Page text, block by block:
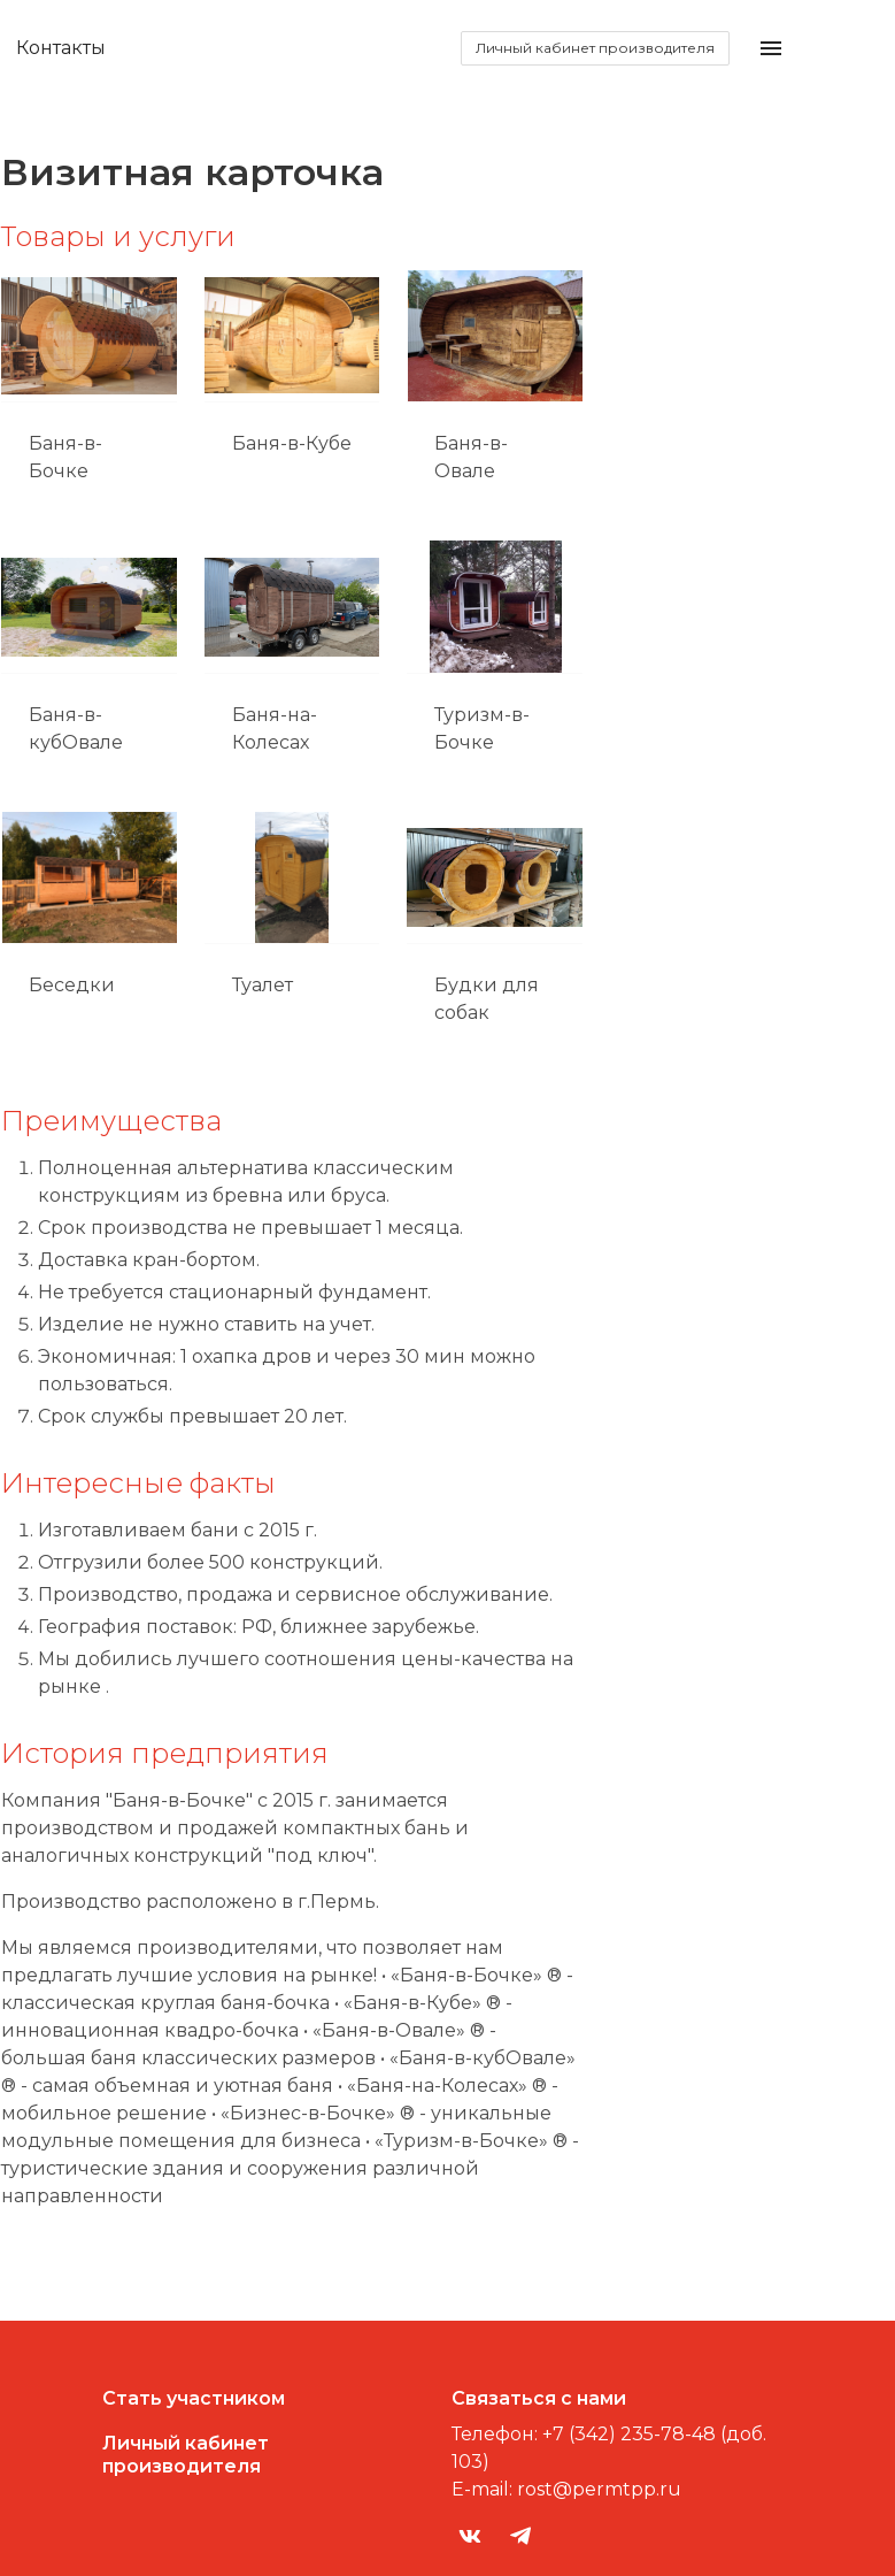
Контакты Личный кабинет производителя
Визитная карточка
Товары и услуги
Баня-в-
Бочке
Баня-в-Кубе
Баня-в-
Овале
Баня-в-
кубОвале
Баня-на-
Колесах
Туризм-в-
Бочке
Беседки Туалет
Будки для
собак
Преимущества
Полноценная альтернатива классическим
конструкциям из бревна или бруса.
Срок производства не превышает 1 месяца.
Доставка кран-бортом.
Не требуется стационарный фундамент.
Изделие не нужно ставить на учет.
Экономичная: 1 охапка дров и через 30 мин можно
пользоваться.
Срок службы превышает 20 лет.
Интересные факты
Изготавливаем бани с 2015 г.
Отгрузили более 500 конструкций.
Производство, продажа и сервисное обслуживание.
География поставок: РФ, ближнее зарубежье.
Мы добились лучшего соотношения цены-качества на
рынке .
История предприятия
Компания "Баня-в-Бочке" с 2015 г. занимается
производством и продажей компактных бань и
аналогичных конструкций "под ключ".
Производство расположено в г.Пермь.
Мы являемся производителями, что позволяет нам
предлагать лучшие условия на рынке! • «Баня-в-Бочке» ® -
классическая круглая баня-бочка • «Баня-в-Кубе» ® -
инновационная квадро-бочка • «Баня-в-Овале» ® -
большая баня классических размеров • «Баня-в-кубОвале»
® - самая объемная и уютная баня • «Баня-на-Колесах» ® -
мобильное решение • «Бизнес-в-Бочке» ® - уникальные
модульные помещения для бизнеса • «Туризм-в-Бочке» ® -
туристические здания и сооружения различной
направленности
Стать участником
Личный кабинет
производителя
Связаться с нами
Телефон:+7 (342) 235-78-48 (доб.
103)
E-mail: rost@permtpp.ru